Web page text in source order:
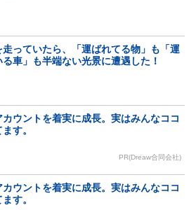
走っていたら、「運ばれてる物」も「運
る車」も半端ない光景に遭遇した！
カウントを着実に成長。実はみんなココ
す。
PR(Dreaw合同会社)
カウントを着実に成長。実はみんなココ
す。